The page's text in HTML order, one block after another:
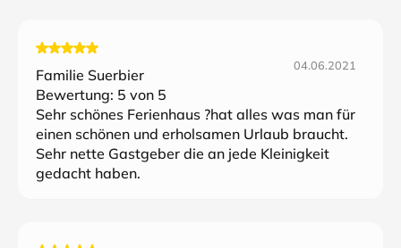
Familie Suerbier
04.06.2021
Bewertung: 5 von 5
Sehr schönes Ferienhaus ?hat alles was man für
einen schönen und erholsamen Urlaub braucht.
Sehr nette Gastgeber die an jede Kleinigkeit
gedacht haben.